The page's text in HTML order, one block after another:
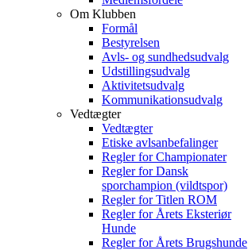
Om Klubben
Formål
Bestyrelsen
Avls- og sundhedsudvalg
Udstillingsudvalg
Aktivitetsudvalg
Kommunikationsudvalg
Vedtægter
Vedtægter
Etiske avlsanbefalinger
Regler for Championater
Regler for Dansk
sporchampion (vildtspor)
Regler for Titlen ROM
Regler for Årets Eksteriør
Hunde
Regler for Årets Brugshunde